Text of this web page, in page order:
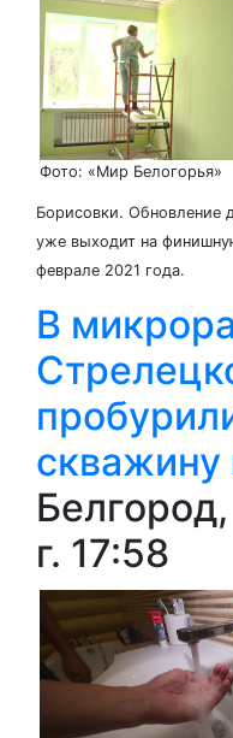
Фото: «Мир Белогорья»
Борисовки. Обновление
уже выходит на
феврале 2021 года.
В
скважину
г. 17:58